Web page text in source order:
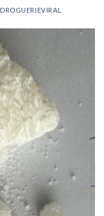
DROGUERIEVIRAL